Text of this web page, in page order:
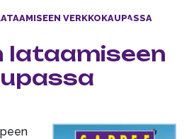
VERKKOKAUPASSA
lataamiseen